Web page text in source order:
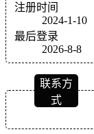
注册时间
2024-1-10
最后登录
2026-8-8
联系方
式